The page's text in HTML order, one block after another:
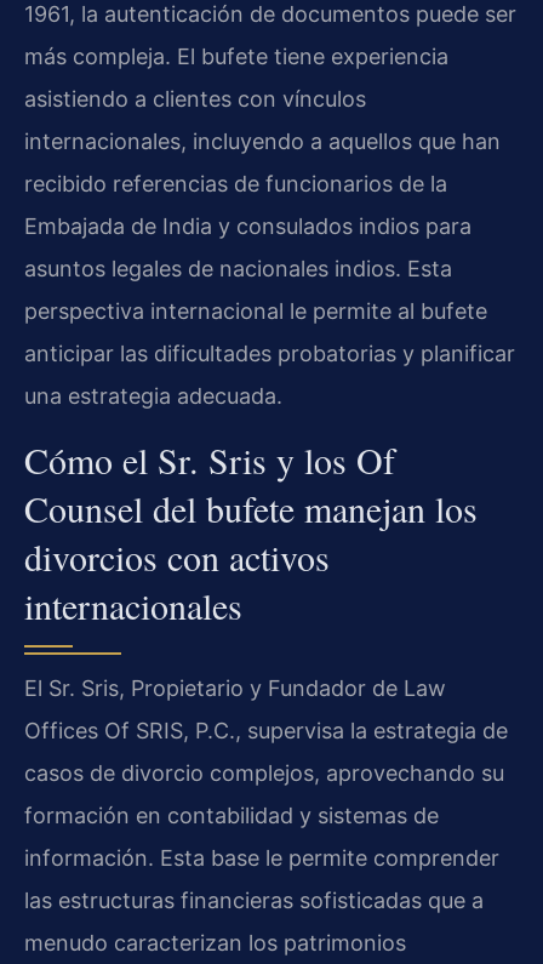
1961, la autenticación de documentos puede ser
más compleja. El bufete tiene experiencia
asistiendo a clientes con vínculos
internacionales, incluyendo a aquellos que han
recibido referencias de funcionarios de la
Embajada de India y consulados indios para
asuntos legales de nacionales indios. Esta
perspectiva internacional le permite al bufete
anticipar las dificultades probatorias y planificar
una estrategia adecuada.
Cómo el Sr. Sris y los Of
Counsel del bufete manejan los
divorcios con activos
internacionales
El Sr. Sris, Propietario y Fundador de Law
Offices Of SRIS, P.C., supervisa la estrategia de
casos de divorcio complejos, aprovechando su
formación en contabilidad y sistemas de
información. Esta base le permite comprender
las estructuras financieras sofisticadas que a
menudo caracterizan los patrimonios